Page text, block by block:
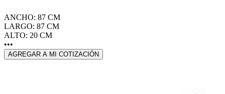
ANCHO: 87 CM
LARGO: 87 CM
ALTO: 20 CM
•••
AGREGAR A MI COTIZACIÓN